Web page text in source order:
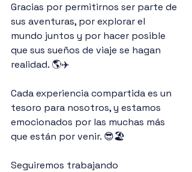
Gracias por permitirnos ser parte de
sus aventuras, por explorar el
mundo juntos y por hacer posible
que sus sueños de viaje se hagan
realidad. 🌎✈️
Cada experiencia compartida es un
tesoro para nosotros, y estamos
emocionados por las muchas más
que están por venir. 😎🏖
Seguiremos trabajando